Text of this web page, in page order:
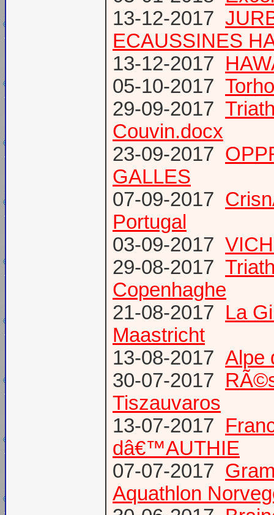
13-12-2017
ECAUSSINES
13-12-2017
05-10-2017
29-09-2017
Couvin.docx
23-09-2017
GALLES
07-09-2017
Portugal
03-09-2017
29-08-2017
Copenhaghe
21-08-2017 La
Maastricht
13-08-2017 Alpe
30-07-2017
Tiszauvaros
13-07-2017
dâ€™AUTHIE
07-07-2017
Aquathlon